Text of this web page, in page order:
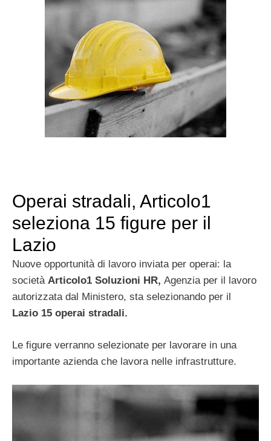
Operai stradali, Articolo1
seleziona 15 figure per il
Lazio
Nuove opportunità di lavoro inviata per operai: la
società Articolo1 Soluzioni HR, Agenzia per il lavoro
autorizzata dal Ministero, sta selezionando per il
Lazio 15 operai stradali.
Le figure verranno selezionate per lavorare in una
importante azienda che lavora nelle infrastrutture.